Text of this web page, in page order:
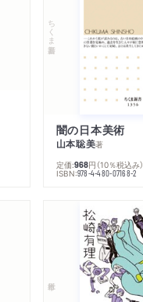
ちくま新書
闇の日本美術
山本聡美著
定価:968円 （10％税込み）
ISBN:978-4-480-07168-2